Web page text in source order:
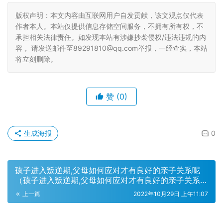
版权声明：本文内容由互联网用户自发贡献，该文观点仅代表
作者本人。本站仅提供信息存储空间服务，不拥有所有权，不
承担相关法律责任。如发现本站有涉嫌抄袭侵权/违法违规的内
容， 请发送邮件至89291810@qq.com举报，一经查实，本站
将立刻删除。
赞 (0)
0
生成海报
孩子进入叛逆期,父母如何应对才有良好的亲子关系呢
（孩子进入叛逆期,父母如何应对才有良好的亲子关系对
吗）上一篇 2022年10月29日 上午11:07